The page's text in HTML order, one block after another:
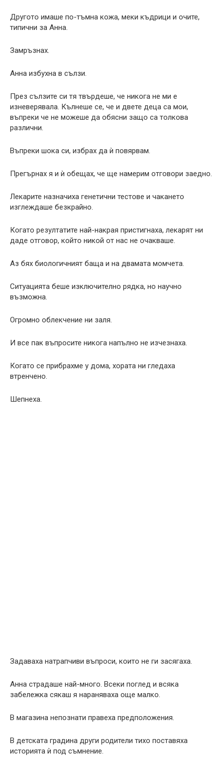
Другото имаше по-тъмна кожа, меки къдрици и очите,
типични за Анна.
Замръзнах.
Анна избухна в сълзи.
През сълзите си тя твърдеше, че никога не ми е
изневерявала. Кълнеше се, че и двете деца са мои,
въпреки че не можеше да обясни защо са толкова
различни.
Въпреки шока си, избрах да ѝ повярвам.
Прегърнах я и ѝ обещах, че ще намерим отговори заедно.
Лекарите назначиха генетични тестове и чакането
изглеждаше безкрайно.
Когато резултатите най-накрая пристигнаха, лекарят ни
даде отговор, който никой от нас не очакваше.
Аз бях биологичният баща и на двамата момчета.
Ситуацията беше изключително рядка, но научно
възможна.
Огромно облекчение ни заля.
И все пак въпросите никога напълно не изчезнаха.
Когато се прибрахме у дома, хората ни гледаха
втренчено.
Шепнеха.
Задаваха натрапчиви въпроси, които не ги засягаха.
Анна страдаше най-много. Всеки поглед и всяка
забележка сякаш я нараняваха още малко.
В магазина непознати правеха предположения.
В детската градина други родители тихо поставяха
историята ѝ под съмнение.